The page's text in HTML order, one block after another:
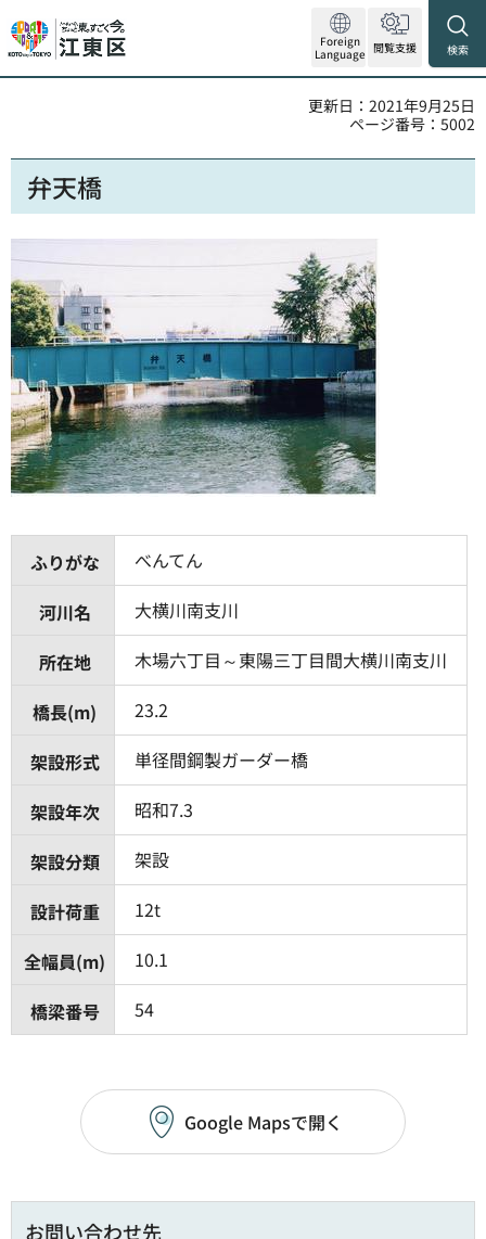
Foreign
Language 閲覧支援 検索
更新日：2021年9月25日
ページ番号：5002
弁天橋
ふりがな
べんてん
河川名
大横川南支川
所在地
木場六丁目～東陽三丁目間大横川南支川
橋長(m)
23.2
架設形式
単径間鋼製ガーダー橋
架設年次
昭和7.3
架設分類
架設
設計荷重
12t
全幅員(m)
10.1
橋梁番号
54
Google Mapsで開く
お問い合わせ先